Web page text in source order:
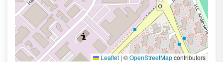
Leaflet | ©OpenStreetMapcontributors